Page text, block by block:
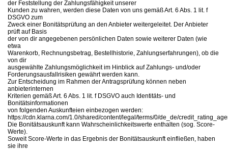
der Feststellung der Zahlungsfähigkeit unserer
Kunden zu wahren, werden diese Daten von uns gemäß Art. 6 Abs. 1 lit. f
DSGVO zum
Zweck einer Bonitätsprüfung an den Anbieter weitergeleitet. Der Anbieter
prüft auf Basis
der von dir angegebenen persönlichen Daten sowie weiterer Daten (wie
etwa
Warenkorb, Rechnungsbetrag, Bestellhistorie, Zahlungserfahrungen), ob die
von dir
ausgewählte Zahlungsmöglichkeit im Hinblick auf Zahlungs- und/oder
Forderungsausfallrisiken gewährt werden kann.
Zur Entscheidung im Rahmen der Antragsprüfung können neben
anbieterinternen
Kriterien gemäß Art. 6 Abs. 1 lit. f DSGVO auch Identitäts- und
Bonitätsinformationen
von folgenden Auskunfteien einbezogen werden:
https://cdn.klarna.com/1.0/shared/content/legal/terms/0/de_de/
Die Bonitätsauskunft kann Wahrscheinlichkeitswerte enthalten (sog. Score-
Werte).
Soweit Score-Werte in das Ergebnis der Bonitätsauskunft einfließen, haben
sie ihre